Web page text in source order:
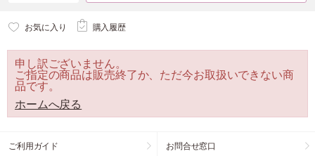
お気に入り 購入履歴
申し訳ございません。
ご指定の商品は販売終了か、ただ今お取扱いできない商
品です。
ホームへ戻る
ご利用ガイド お問合せ窓口